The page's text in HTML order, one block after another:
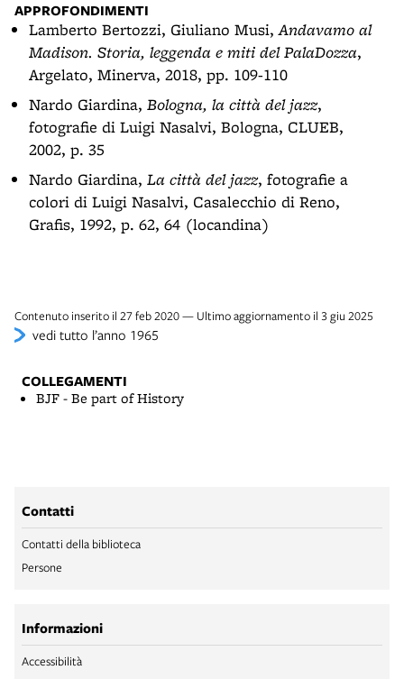
APPROFONDIMENTI
Lamberto Bertozzi, Giuliano Musi,Andavamo al
Madison. Storia, leggenda e miti del PalaDozza,
Argelato, Minerva, 2018, pp. 109-110
Nardo Giardina, Bologna, la città del jazz,
fotografie di Luigi Nasalvi, Bologna, CLUEB,
2002, p. 35
Nardo Giardina, La città del jazz, fotografie a
colori di Luigi Nasalvi, Casalecchio di Reno,
Grafis, 1992, p. 62, 64 (locandina)
Contenuto inserito il 27 feb 2020 — Ultimo aggiornamento il 3 giu 2025
vedi tutto l’anno 1965
COLLEGAMENTI
BJF - Be part of History
Contatti
Contatti della biblioteca
Persone
Informazioni
Accessibilità